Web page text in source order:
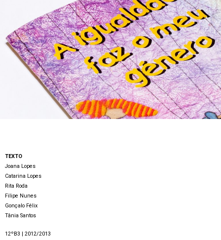
TEXTO
Joana Lopes
Catarina Lopes
Rita Roda
Filipe Nunes
Gonçalo Félix
Tânia Santos
12ºB3 | 2012/2013